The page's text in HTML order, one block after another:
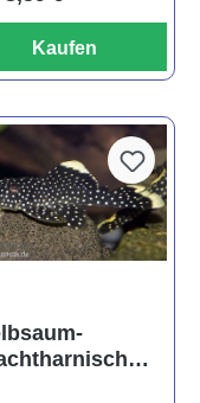
Kaufen
von 5 Sternen